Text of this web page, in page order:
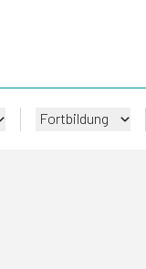
Fortbildung